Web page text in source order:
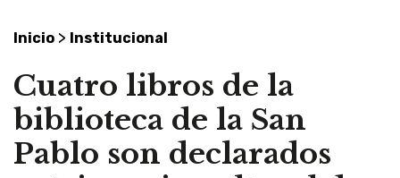
Inicio > Institucional
Cuatro libros de la
biblioteca de la San
Pablo son declarados